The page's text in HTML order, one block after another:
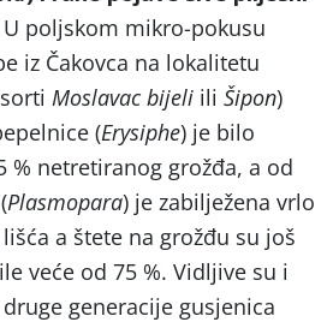
U poljskom mikro-pokusu
iz Čakovca na lokalitetu
Moslavac bijeli ili Šipon)
(Erysiphe) je bilo
% netretiranog grožđa, a od
Plasmopara) je zabilježena vrlo
a štete na grožđu su još
veće od 75 %. Vidljive su i
generacije gusjenica